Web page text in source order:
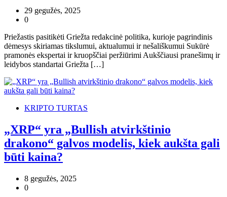
29 gegužės, 2025
0
Priežastis pasitikėti Griežta redakcinė politika, kurioje pagrindinis
dėmesys skiriamas tikslumui, aktualumui ir nešališkumui Sukūrė
pramonės ekspertai ir kruopščiai peržiūrimi Aukščiausi pranešimų ir
leidybos standartai Griežta […]
KRIPTO TURTAS
„XRP“ yra „Bullish atvirkštinio
drakono“ galvos modelis, kiek aukšta gali
būti kaina?
8 gegužės, 2025
0